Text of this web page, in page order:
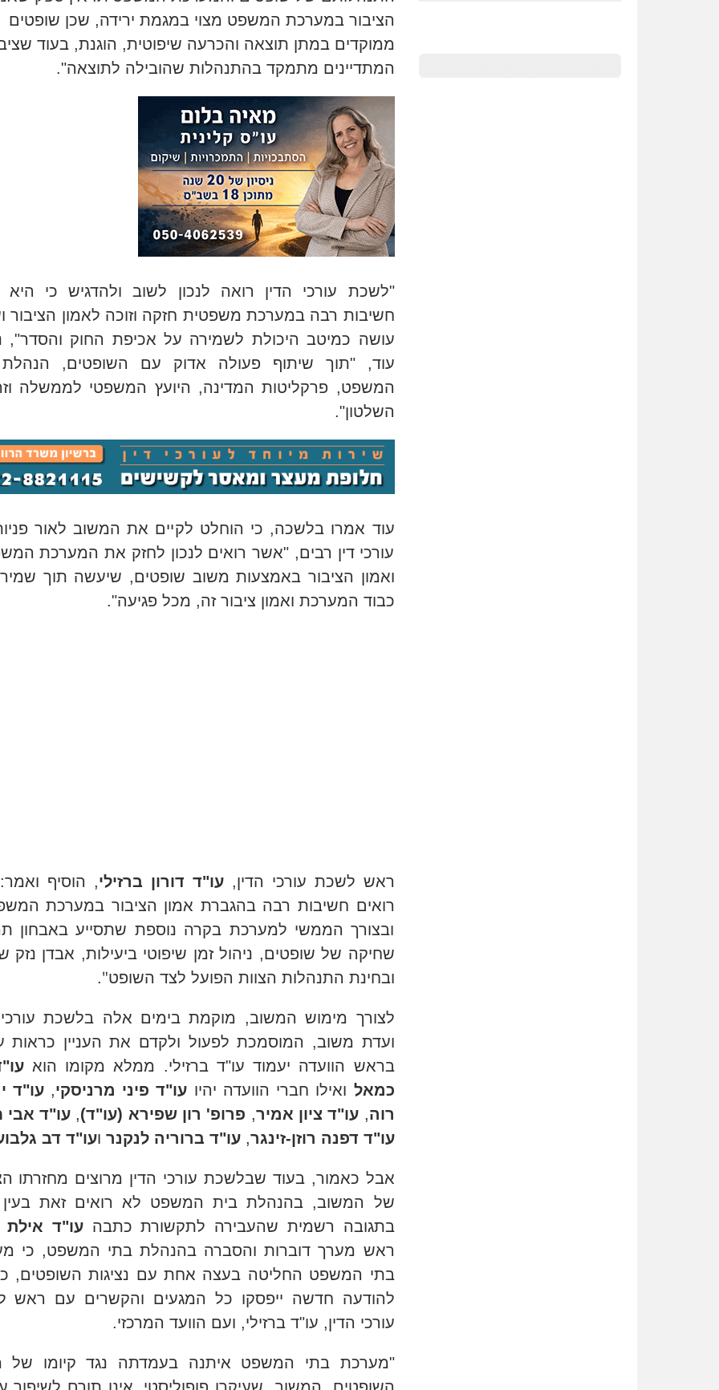
הציבור במערכת המשפט מצוי במגמת ירידה, שכן שופטים
ממוקדים במתן תוצאה והכרעה שיפוטית, הוגנת, בעוד
המתדיינים מתמקד בהתנהלות שהובילה לתוצאה".
"לשכת עורכי הדין רואה לנכון לשוב ולהדגיש כי היא
חשיבות רבה במערכת משפטית חזקה וזוכה לאמון הציבור
עושה כמיטב היכולת לשמירה על אכיפת החוק והסדר",
עוד, "תוך שיתוף פעולה אדוק עם השופטים,
המשפט, פרקליטות המדינה, היועץ המשפטי לממשלה
השלטון".
עוד אמרו בלשכה, כי הוחלט לקיים את המשוב לאור
עורכי דין רבים, "אשר רואים לנכון לחזק את המערכת
ואמון הציבור באמצעות משוב שופטים, שיעשה תוך
כבוד המערכת ואמון ציבור זה, מכל פגיעה".
ראש לשכת עורכי הדין,עו"ד דורון ברזילי, הוסיף
רואים חשיבות רבה בהגברת אמון הציבור במערכת
ובצורך הממשי למערכת בקרה נוספת שתסייע באבחון
שחיקה של שופטים, ניהול זמן שיפוטי ביעילות, אבדן נזק
ובחינת התנהלות הצוות הפועל לצד השופט"
.
לצורך מימוש המשוב, מוקמת בימים אלה בלשכת עורכי
ועדת משוב, המוסמכת לפעול ולקדם את העניין כראות
בראש הוועדה יעמוד עו"ד ברזילי. ממלא מקומו הוא
כמאל ואילו חברי הוועדה יהיו עו"ד פיני מרניסקי,עו"ד
רוה, עו"ד ציון אמיר, פרופ' רון שפירא (עו"ד), עו"ד אבי
עו"ד דפנה רוזן-זינגר, עו"ד ברוריה לנקנר ועו"ד דב
אבל כאמור, בעוד שבלשכת עורכי הדין מרוצים מחזרתו
של המשוב, בהנהלת בית המשפט לא רואים זאת בעין
בתגובה רשמית שהעבירה לתקשורת כתבהעו"ד אילת
ראש מערך דוברות והסברה בהנהלת בתי המשפט, כי
בתי המשפט החליטה בעצה אחת עם נציגות השופטים,
להודעה חדשה ייפסקו כל המגעים והקשרים עם ראש
עורכי הדין, עו"ד ברזילי, ועם הוועד המרכזי.
"מערכת בתי המשפט איתנה בעמדתה נגד קיומו של